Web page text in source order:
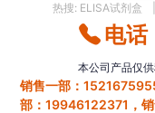
热搜: ELISA试剂盒
电
本公司产品仅
销售一部：
部：19946122371，